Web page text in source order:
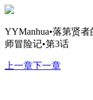
YYManhua•落第贤
师冒险记•第3话
上一章下一章